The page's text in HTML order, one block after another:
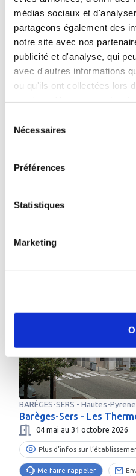
médias sociaux et
partageons également des
notre site avec nos
publicité et d'analyse, qui
avec d'autres informations
ou qu'ils ont collectées lors
Nécessaires
Préférences
Statistiques
Marketing
BARÈGES-SERS - Hautes-
Barèges-Sers - Les
04 mai au 31 octobre 2026
Plus d’infos sur
Me faire rappeler